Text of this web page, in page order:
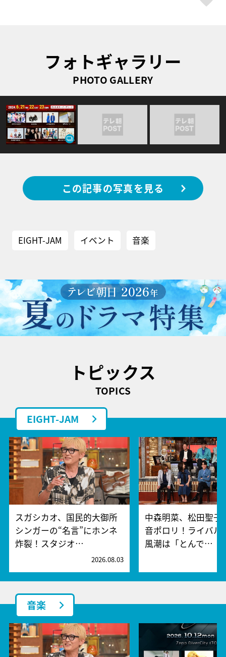
フォトギャラリー
PHOTO GALLERY
この記事の写真を見る
EIGHT-JAM イベント 音楽
トピックス
TOPICS
EIGHT-JAM
スガシカオ、国民的大御所
シンガーの“名言”にホンネ
炸裂！スタジオ…
2026.08.03
中森明菜、松田聖子
音ポロリ！ライバル
風潮は「とんで…
音楽